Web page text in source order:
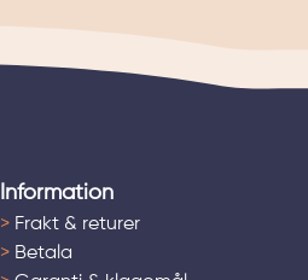
Information
> Frakt & returer
> Betala